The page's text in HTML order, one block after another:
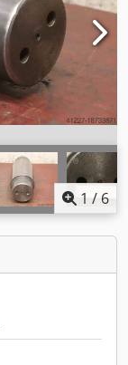
1 /6